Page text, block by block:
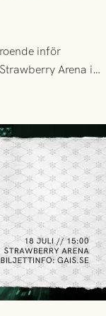
inför
Arena i
halvlek av